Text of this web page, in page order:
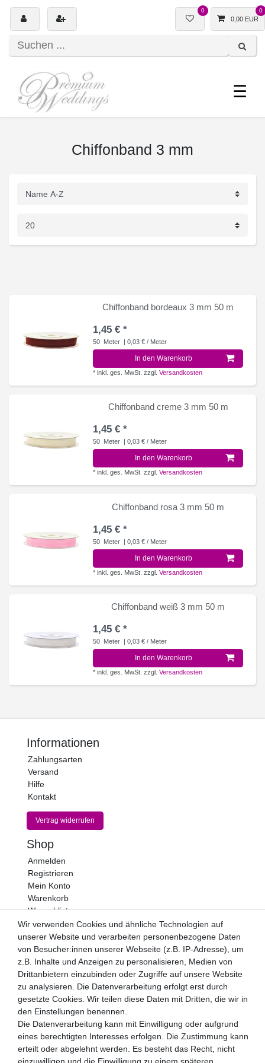
0 0
0,00 EUR
☰
Chiffonband 3 mm
Chiffonband bordeaux 3 mm 50 m
1,45 € *
50 Meter | 0,03 € / Meter
In den Warenkorb
*inkl. ges. MwSt. zzgl.Versandkosten
Chiffonband creme 3 mm 50 m
1,45 € *
50 Meter | 0,03 € / Meter
In den Warenkorb
*inkl. ges. MwSt. zzgl.Versandkosten
Chiffonband rosa 3 mm 50 m
1,45 € *
50 Meter | 0,03 € / Meter
In den Warenkorb
*inkl. ges. MwSt. zzgl.Versandkosten
Chiffonband weiß 3 mm 50 m
1,45 € *
50 Meter | 0,03 € / Meter
In den Warenkorb
*inkl. ges. MwSt. zzgl.Versandkosten
Informationen
Zahlungsarten
Versand
Hilfe
Kontakt
Vertrag widerrufen
Shop
Anmelden
Registrieren
Mein Konto
Warenkorb
Wunschliste
Newsletter
E-MAIL **
Newsletter
Honig
Daten­schutz­erklärung
gelesen habe. Meine Einwilligung kann ich jederzeit
widerrufen.**
Abonnieren
** Hierbei handelt es sich um ein Pflichtfeld.
Wir verwenden Cookies und ähnliche Technologien auf
unserer Website und verarbeiten personenbezogene Daten
von Besucher:innen unserer Webseite (z.B. IP-Adresse), um
z.B. Inhalte und Anzeigen zu personalisieren, Medien von
Drittanbietern einzubinden oder Zugriffe auf unsere Website
zu analysieren. Die Datenverarbeitung erfolgt erst durch
gesetzte Cookies. Wir teilen diese Daten mit Dritten, die wir in
den Einstellungen benennen.
Die Datenverarbeitung kann mit Einwilligung oder aufgrund
eines berechtigten Interesses erfolgen. Die Zustimmung kann
erteilt oder abgelehnt werden. Es besteht das Recht, nicht